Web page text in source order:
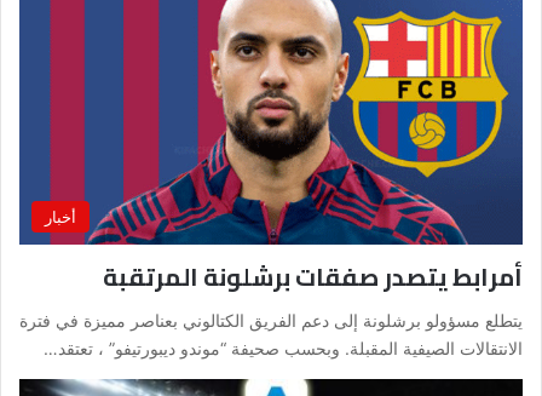
أخبار
أمرابط يتصدر صفقات برشلونة المرتقبة
يتطلع مسؤولو برشلونة إلى دعم الفريق الكتالوني بعناصر مميزة في فترة
الانتقالات الصيفية المقبلة. وبحسب صحيفة “موندو ديبورتيفو” ، تعتقد…